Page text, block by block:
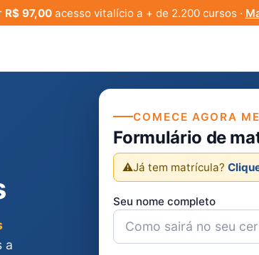
R$ 97,00acesso vitalício a + de 2.200 cursos ·
a
COMECE AGORA
Formulário de
⚠️Já tem matrícula?
Seu nome completo